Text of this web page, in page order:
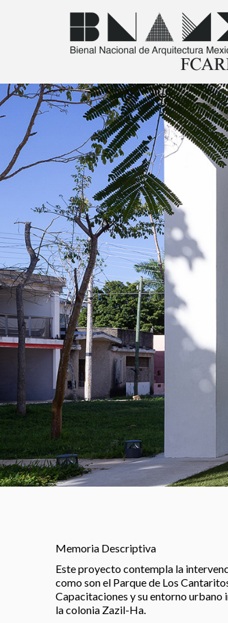
Memoria Descriptiva
Este proyecto contempla la
como son el Parque de Los
Capacitaciones y su entorno urbano
la colonia Zazil-Ha.